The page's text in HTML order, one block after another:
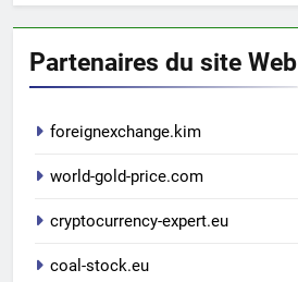
Partenaires du site Web
foreignexchange.kim
world-gold-price.com
cryptocurrency-expert.eu
coal-stock.eu